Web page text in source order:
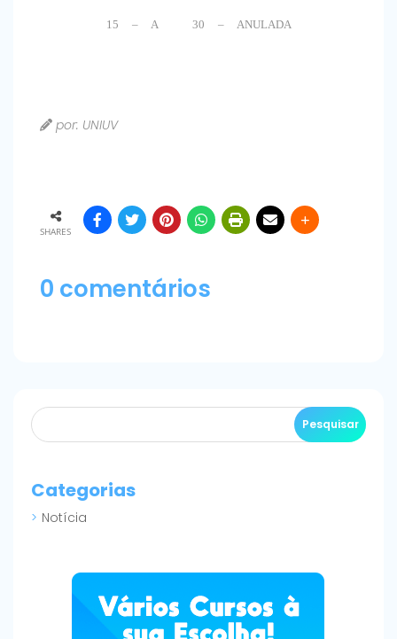
15 – A 30 – ANULADA
por: UNIUV
SHARES
0 comentários
Categorias
Notícia